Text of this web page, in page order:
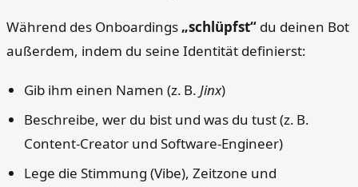
Während des Onboardings„schlüpfst“ du deinen Bot
außerdem, indem du seine Identität definierst:
Gib ihm einen Namen (z. B. Jinx)
Beschreibe, wer du bist und was du tust (z. B.
Content‑Creator und Software‑Engineer)
Lege die Stimmung (Vibe), Zeitzone und